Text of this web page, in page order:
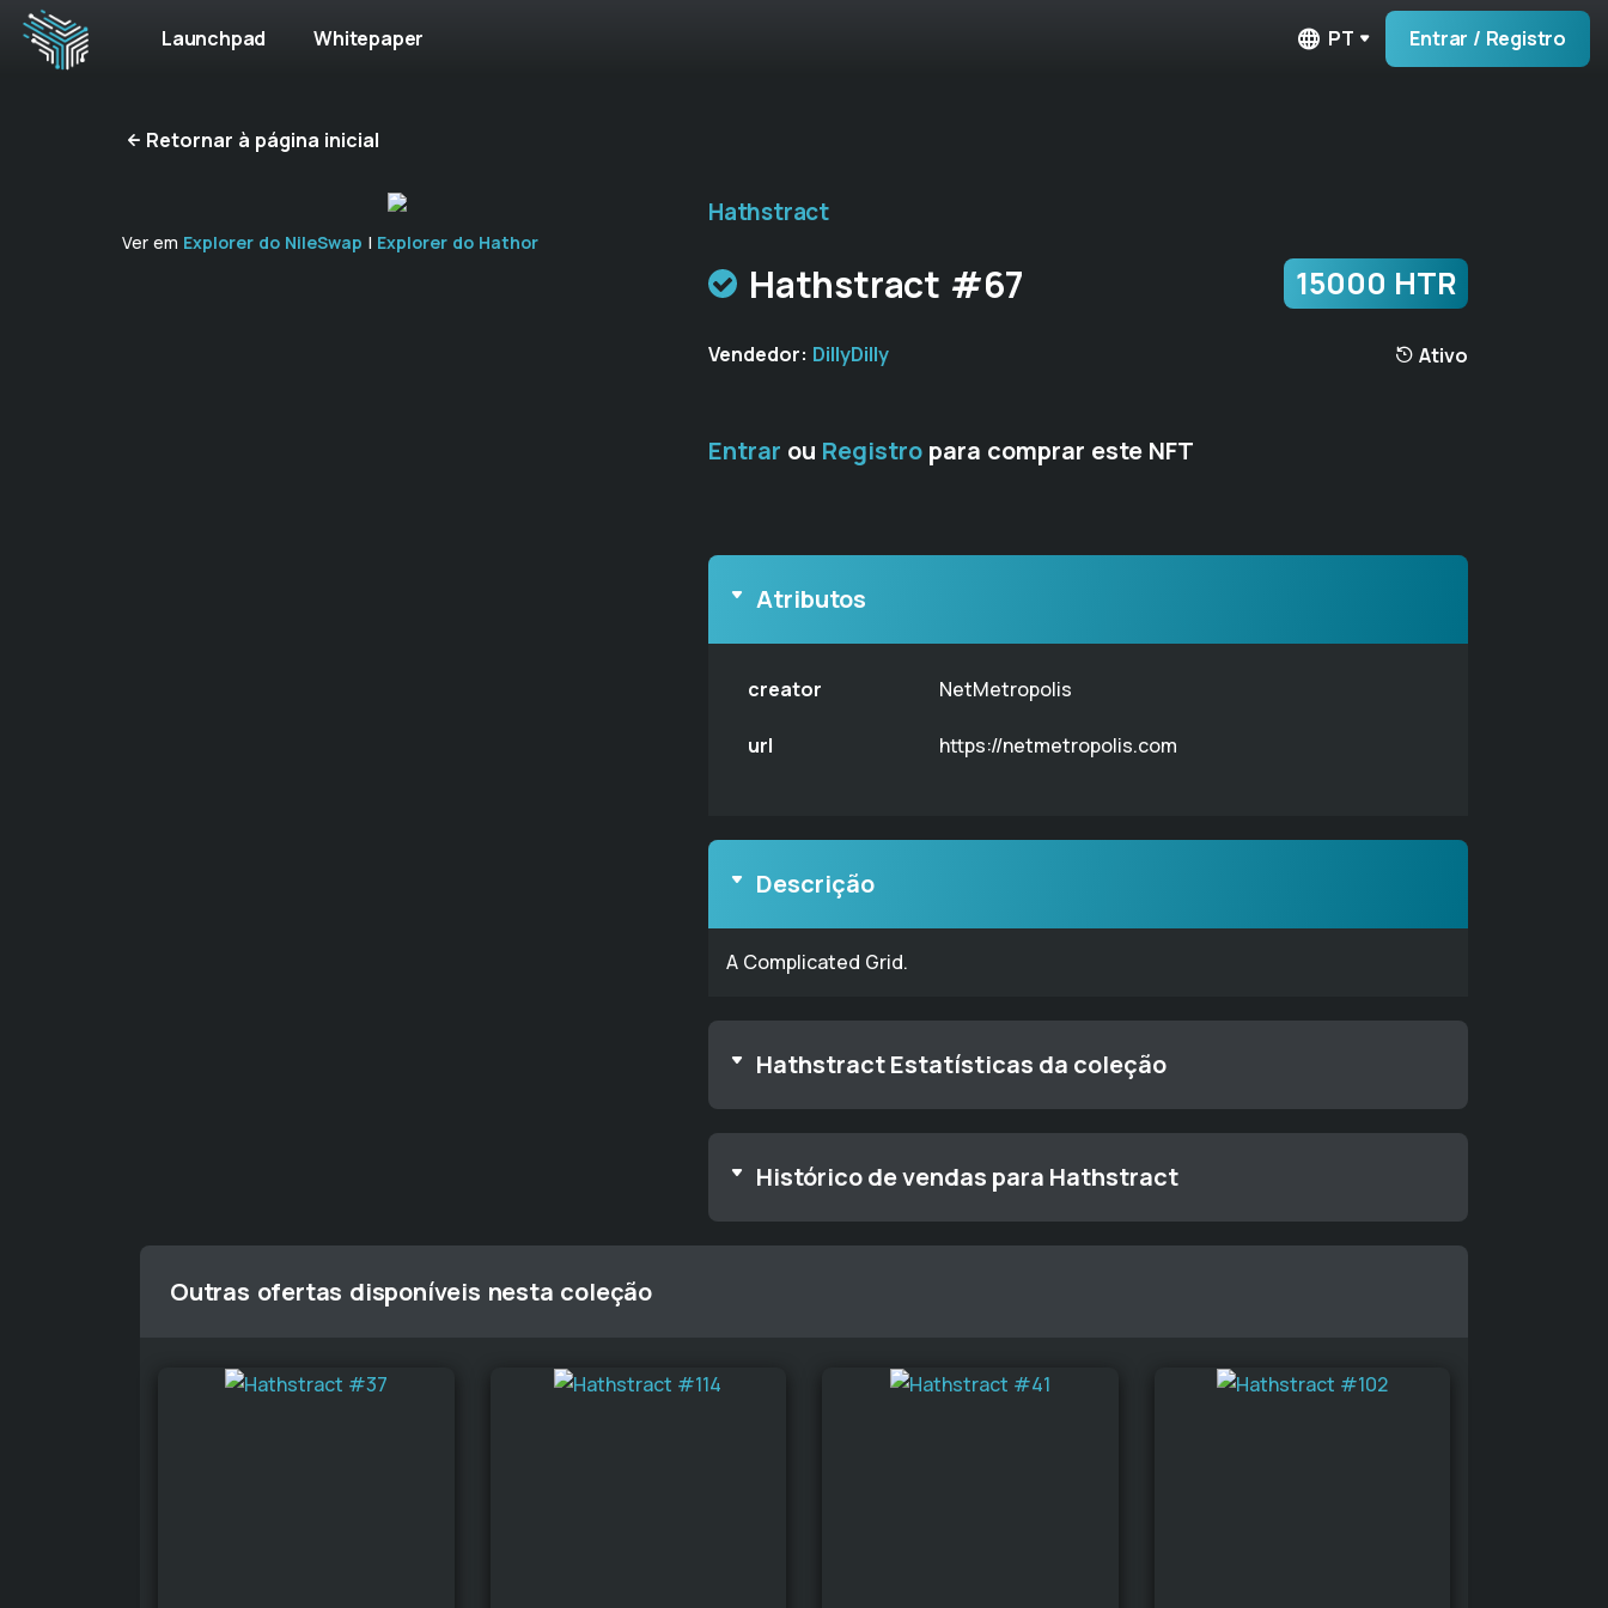
Launchpad Whitepaper PT Entrar / Registro
Retornar à página inicial
Ver em Explorer do NileSwap | Explorer do Hathor
Hathstract
Hathstract #67 15000 HTR
Vendedor: DillyDilly Ativo
Entrar ou Registro para comprar este NFT
Atributos
creator NetMetropolis
url https://netmetropolis.com
Descrição
A Complicated Grid.
Hathstract Estatísticas da coleção
Histórico de vendas para Hathstract
Outras ofertas disponíveis nesta coleção